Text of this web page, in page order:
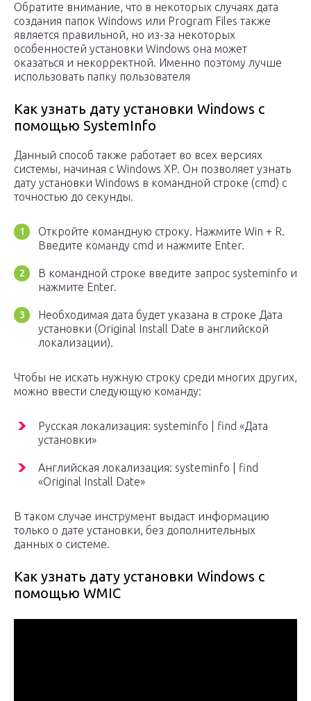
Обратите внимание, что в некоторых случаях дата
создания папок Windows или Program Files также
является правильной, но из-за некоторых
особенностей установки Windows она может
оказаться и некорректной. Именно поэтому лучше
использовать папку пользователя
Как узнать дату установки Windows с
помощью SystemInfo
Данный способ также работает во всех версиях
системы, начиная с Windows XP. Он позволяет узнать
дату установки Windows в командной строке (cmd) с
точностью до секунды.
Откройте командную строку. Нажмите Win + R.
Введите команду cmd и нажмите Enter.
В командной строке введите запрос systeminfo и
нажмите Enter.
Необходимая дата будет указана в строке Дата
установки (Original Install Date в английской
локализации).
Чтобы не искать нужную строку среди многих других,
можно ввести следующую команду:
Русская локализация: systeminfo | find «Дата
установки»
Английская локализация: systeminfo | find
«Original Install Date»
В таком случае инструмент выдаст информацию
только о дате установки, без дополнительных
данных о системе.
Как узнать дату установки Windows с
помощью WMIC